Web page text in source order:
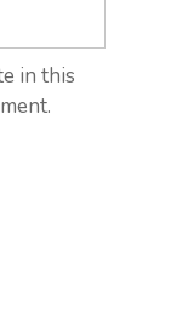
in this